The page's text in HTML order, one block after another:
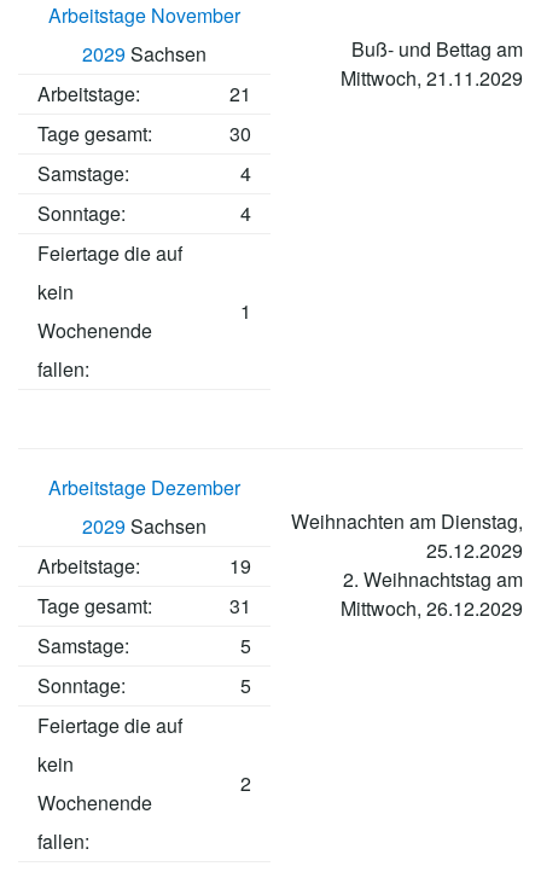
Arbeitstage November
2029Sachsen
Arbeitstage:
21
Tage gesamt:
30
Samstage:
4
Sonntage:
4
Feiertage die auf
kein
Wochenende
fallen:
1
Buß- und Bettag am
Mittwoch, 21.11.2029
Arbeitstage Dezember
2029Sachsen
Arbeitstage:
19
Tage gesamt:
31
Samstage:
5
Sonntage:
5
Feiertage die auf
kein
Wochenende
fallen:
2
Weihnachten am Dienstag,
25.12.2029
2. Weihnachtstag am
Mittwoch, 26.12.2029